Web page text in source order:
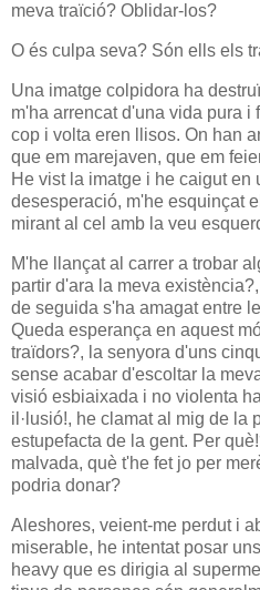
meva traïció? Oblidar-los?
O és culpa seva? Són ells els
Una imatge colpidora ha
m'ha arrencat d'una vida pura
cop i volta eren llisos. On han
que em marejaven, que em
He vist la imatge i he caigut en
desesperació, m'he esquinçat
mirant al cel amb la veu
M'he llançat al carrer a trobar
partir d'ara la meva
de seguida s'ha amagat entre
Queda esperança en aquest
traïdors?, la senyora d'uns
sense acabar d'escoltar la
visió esbiaixada i no violenta
il·lusió!, he clamat al mig de la
estupefacta de la gent. Per
malvada, què t'he fet jo per
podria donar?
Aleshores, veient-me perdut i
miserable, he intentat posar
heavy que es dirigia al